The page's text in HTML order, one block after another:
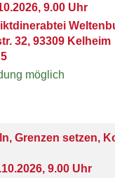
9.00 Uhr
32, 93309 Kelheim
möglich
Grenzen setzen,
9.00 Uhr